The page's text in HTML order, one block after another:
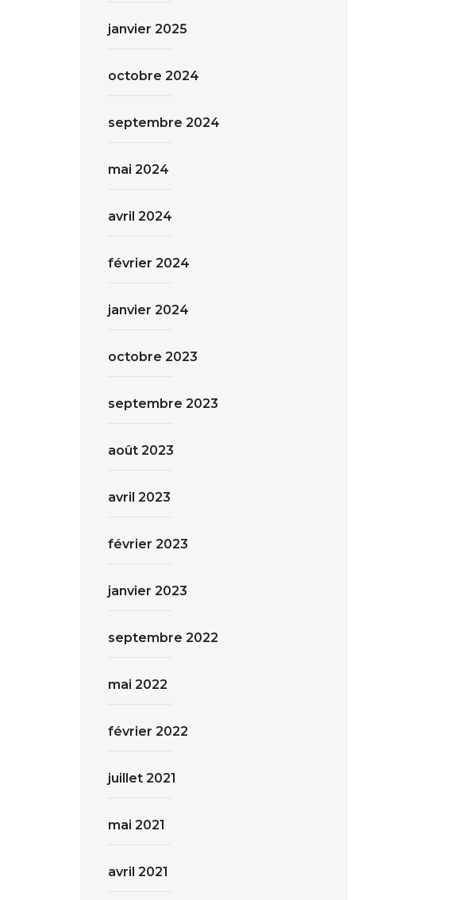
janvier 2025
octobre 2024
septembre 2024
mai 2024
avril 2024
février 2024
janvier 2024
octobre 2023
septembre 2023
août 2023
avril 2023
février 2023
janvier 2023
septembre 2022
mai 2022
février 2022
juillet 2021
mai 2021
avril 2021